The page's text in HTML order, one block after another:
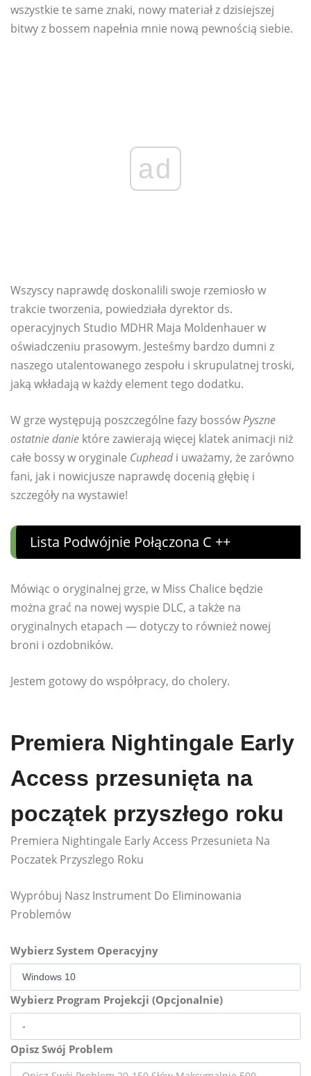
wszystkie te same znaki, nowy materiał z dzisiejszej
bitwy z bossem napełnia mnie nową pewnością siebie.
ad
Wszyscy naprawdę doskonalili swoje rzemiosło w
trakcie tworzenia, powiedziała dyrektor ds.
operacyjnych Studio MDHR Maja Moldenhauer w
oświadczeniu prasowym. Jesteśmy bardzo dumni z
naszego utalentowanego zespołu i skrupulatnej troski,
jaką wkładają w każdy element tego dodatku.
W grze występują poszczególne fazy bossówPyszne
ostatnie danie które zawierają więcej klatek animacji niż
całe bossy w oryginale Cupheadi uważamy, że zarówno
fani, jak i nowicjusze naprawdę docenią głębię i
szczegóły na wystawie!
Lista Podwójnie Połączona C ++
Mówiąc o oryginalnej grze, w Miss Chalice będzie
można grać na nowej wyspie DLC, a także na
oryginalnych etapach — dotyczy to również nowej
broni i ozdobników.
Jestem gotowy do współpracy, do cholery.
Premiera Nightingale Early
Access przesunięta na
początek przyszłego roku
Premiera Nightingale Early Access Przesunieta Na
Poczatek Przyszlego Roku
Wypróbuj Nasz Instrument Do Eliminowania
Problemów
Wybierz System Operacyjny
Wybierz Program Projekcji (Opcjonalnie)
Opisz Swój Problem